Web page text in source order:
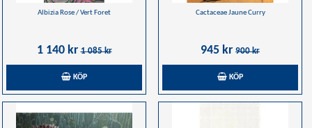
Albizia Rose / Vert Foret
1 140 kr1 085 kr
KÖP
Cactaceae Jaune Curry
945 kr 900 kr
KÖP